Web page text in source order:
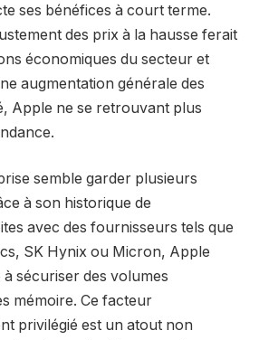
ses bénéfices à court terme.
des prix à la hausse ferait
économiques du secteur et
augmentation générale des
Apple ne se retrouvant plus
semble garder plusieurs
à son historique de
avec des fournisseurs tels que
SK Hynix ou Micron, Apple
à sécuriser des volumes
mémoire. Ce facteur
privilégié est un atout non